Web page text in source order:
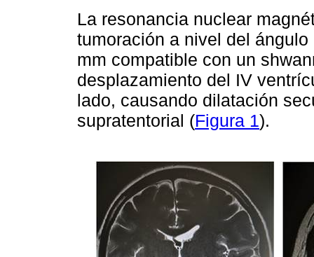
La resonancia nuclear
tumoración a nivel del
mm compatible con un
desplazamiento del IV
lado, causando dilatación
supratentorial (Figura 1).